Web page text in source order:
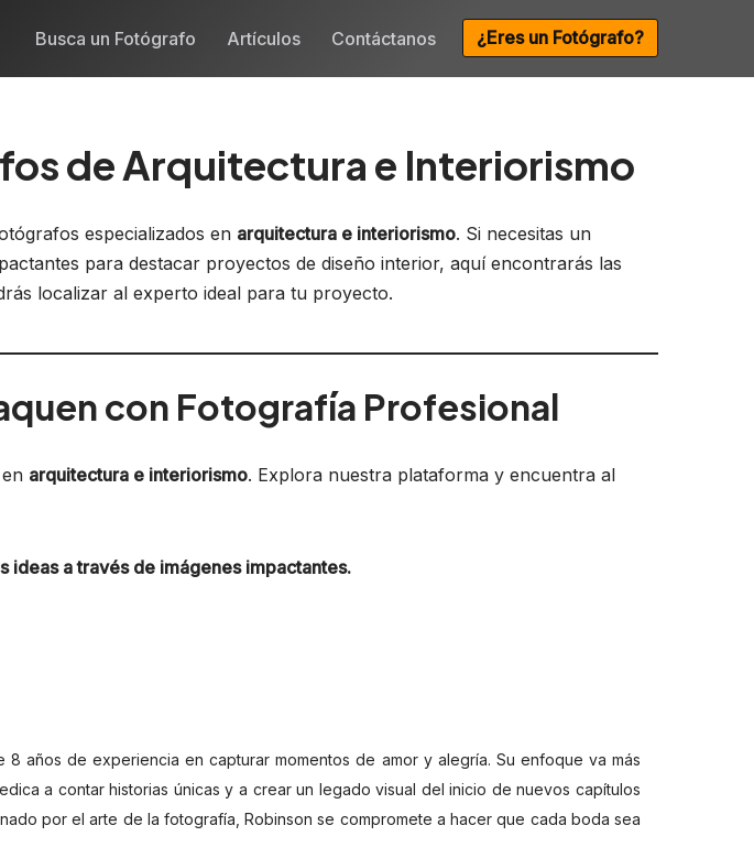
Busca un Fotógrafo Artículos Contáctanos ¿Eres un Fotógrafo?
de Arquitectura e Interiorismo
especializados en arquitectura e interiorismo. Si necesitas un
para destacar proyectos de diseño interior, aquí encontrarás las
localizar al experto ideal para tu proyecto.
con Fotografía Profesional
arquitectura e interiorismo. Explora nuestra plataforma y encuentra al
ideas a través de imágenes impactantes.
años de experiencia en capturar momentos de amor y alegría. Su enfoque va más
a contar historias únicas y a crear un legado visual del inicio de nuevos capítulos
por el arte de la fotografía, Robinson se compromete a hacer que cada boda sea